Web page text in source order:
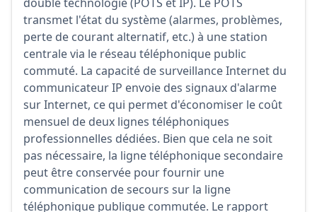
transmet l'état du système (alarmes, problèmes,
perte de courant alternatif, etc.) à une station
centrale via le réseau téléphonique public
commuté. La capacité de surveillance Internet du
communicateur IP envoie des signaux d'alarme
sur Internet, ce qui permet d'économiser le coût
mensuel de deux lignes téléphoniques
professionnelles dédiées. Bien que cela ne soit
pas nécessaire, la ligne téléphonique secondaire
peut être conservée pour fournir une
communication de secours sur la ligne
téléphonique publique commutée. Le rapport